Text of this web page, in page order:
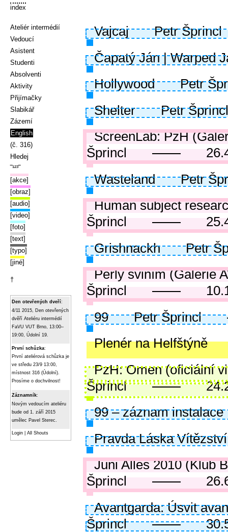
index
Ateliér intermédií
Vedoucí
Asistent
Studenti
Absolventi
Aktivity
Přijímačky
Slabikář
Zázemí
English
(č. 316)
Hledej
‾¹²³‾
[akce]
[obraz]
[audio]
[video]
[foto]
[text]
[typo]
[jiné]
†
Den otevřených dveří:
4/11 2015, Den otevřených
dvěří Ateliéru intermédií
FaVU VUT Brno, 13:00–
19:00, Údolní 19.
První schůzka:
První ateliérová schůzka je
ve středu 23/9 13:00,
místnost 316 (Údolní).
Prosíme o dochvilnost!
Záznamník:
Novým vedoucím ateliéru
bude od 1. září 2015
umělec Pavel Sterec.
Login All Shouts
Vajcaj
Petr Šprincl
Čapatý Ján | Warped
Hollywood
Petr
Shelter
Petr Šprincl
ScreenLab: PzH
Šprincl
Wasteland
Petr
Human subject
Šprincl
Grishnackh
Petr
Perly sviním (Galerie
Šprincl
99
Petr Šprincl
Plenér na Helfštýně
PzH: Omen (oficiální
Šprincl
99 – záznam instalace
Pravda Láska Vítězství
Juni Alles 2010 (Klub
Šprincl
Avantgarda: Úsvit
Šprincl